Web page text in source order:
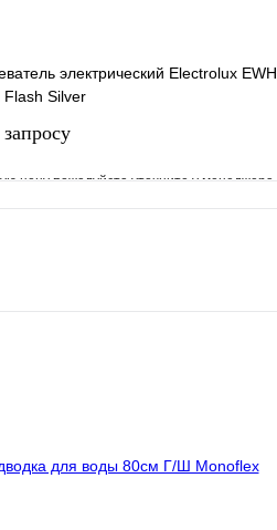
электрический Electrolux EWH
Flash Silver
цену пожалуйста уточните у менеджера
Сравнение
Запросить цену